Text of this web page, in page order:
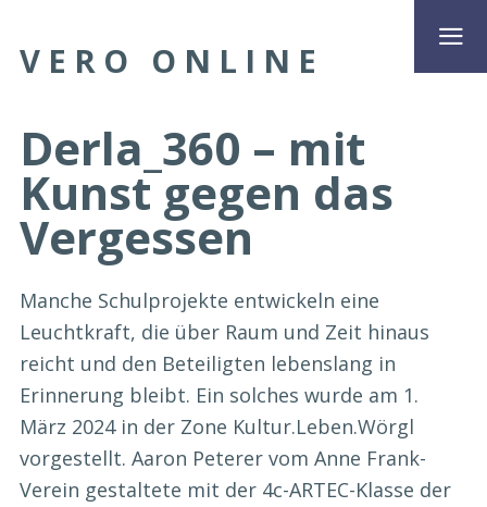
VERO ONLINE
Derla_360 – mit
Kunst gegen das
Vergessen
Manche Schulprojekte entwickeln eine
Leuchtkraft, die über Raum und Zeit hinaus
reicht und den Beteiligten lebenslang in
Erinnerung bleibt. Ein solches wurde am 1.
März 2024 in der Zone Kultur.Leben.Wörgl
vorgestellt. Aaron Peterer vom Anne Frank-
Verein gestaltete mit der 4c-ARTEC-Klasse der